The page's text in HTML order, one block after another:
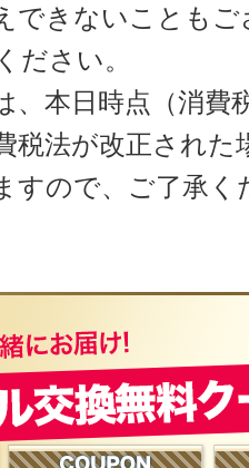
できないことも
ださい。
、本日時点（消費
税法が改正された
すので、ご了承く